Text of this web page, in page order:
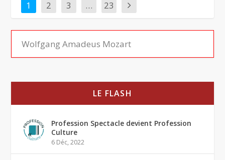
1 2 3 … 23
LE FLASH
Profession Spectacle devient Profession
Culture
6 Déc, 2022